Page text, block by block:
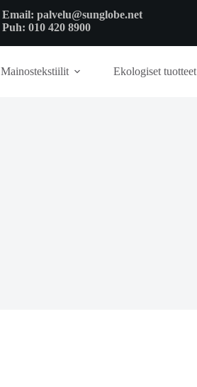
Email: palvelu@sunglobe.net
Puh: 010 420 8900
Mainostekstiilit Ekologiset tuotteet